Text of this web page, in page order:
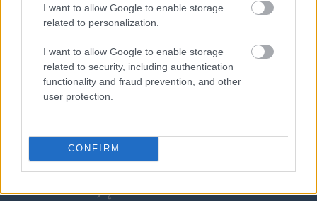
I want to allow Google to enable storage
related to personalization.
I want to allow Google to enable storage
related to security, including authentication
functionality and fraud prevention, and other
user protection.
CONFIRM
DOBRY SŁOWNIK
SŁOWNIK
OFERTA
PROGRAM PARTNERSKI
ZAPISZ SIĘ NA NEWSLETTER
BLOG
WIEDZA JĘZYKOWA